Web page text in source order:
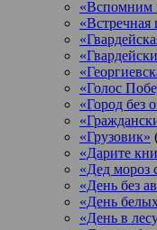
«Вспомним
«Встречная
«Голос
«Город без
«Грузовик»
«Дарите
«Дед мороз
«День без
«День
«День в